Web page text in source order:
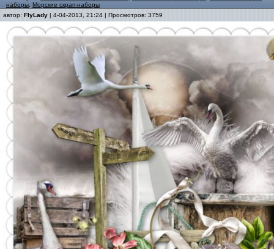
наборы Морские скрап-наборы
автор: FlyLady | 4-04-2013, 21:24 | Просмотров: 3759